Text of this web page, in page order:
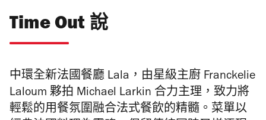
Time Out 說
中環全新法國餐廳 Lala，由星級主廚 Franckelie
Laloum 夥拍 Michael Larkin 合力主理，致力將
輕鬆的用餐氛圍融合法式餐飲的精髓。菜單以